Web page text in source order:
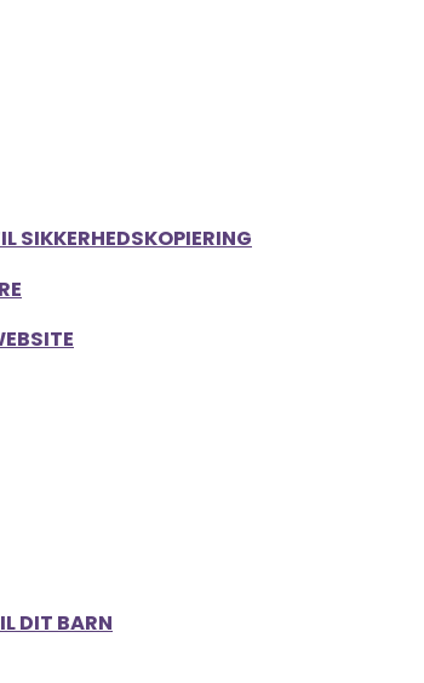
SIKKERHEDSKOPIERING
DIT BARN